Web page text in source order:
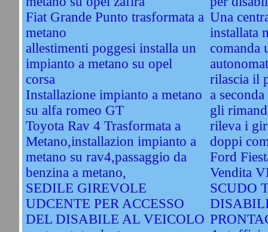
Fiat Grande Punto trasformata a
metano
allestimenti poggesi installa un
impianto a metano su opel
corsa
Installazione impianto a metano
su alfa romeo GT
Toyota Rav 4 Trasformata a
Metano,installazion impianto a
metano su rav4,passaggio da
benzina a metano,
SEDILE GIREVOLE
UDCENTE PER ACCESSO
DEL DISABILE AL VEICOLO
Una
installata
comanda
rilascia il
a
gli
rileva i
doppi
Ford
Vendita
SCUDO